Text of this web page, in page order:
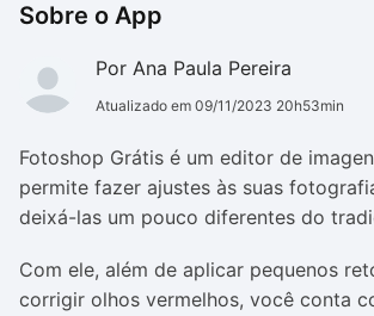
Sobre o App
Por Ana Paula Pereira
Atualizado em 09/11/2023 20h53min
Fotoshop Grátis é um editor de
permite fazer ajustes às suas
deixá-las um pouco diferentes do
Com ele, além de aplicar pequenos
corrigir olhos vermelhos, você conta